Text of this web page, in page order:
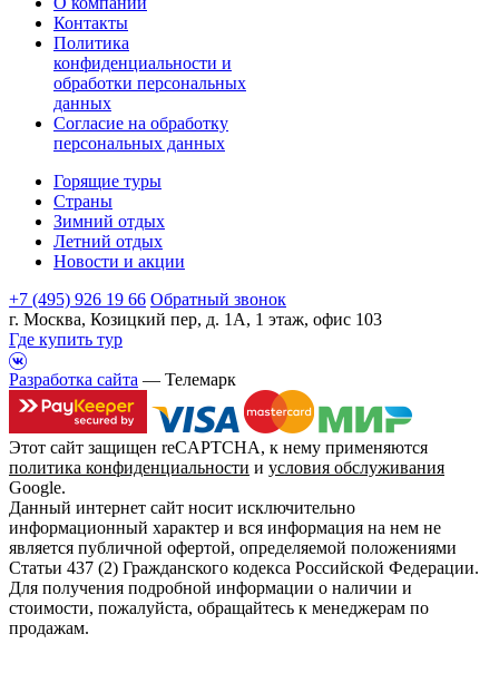
Контакты
Политика
конфиденциальности и
обработки персональных
данных
Согласие на обработку
персональных данных
Горящие туры
Страны
Зимний отдых
Летний отдых
Новости и акции
+7 (495) 926 19 66 Обратный звонок
г. Москва, Козицкий пер, д. 1А, 1 этаж, офис 103
Где купить тур
Разработка сайта — Телемарк
Этот сайт защищен reCAPTCHA, к нему применяются
политика конфиденциальности и условия обслуживания
Google.
Данный интернет сайт носит исключительно
информационный характер и вся информация на нем не
является публичной офертой, определяемой положениями
Статьи 437 (2) Гражданского кодекса Российской Федерации.
Для получения подробной информации о наличии и
стоимости, пожалуйста, обращайтесь к менеджерам по
продажам.